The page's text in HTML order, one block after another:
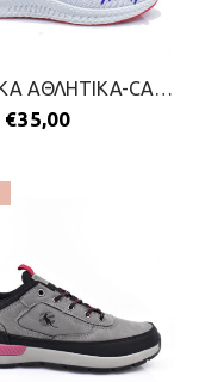
ΑΝΔΡΙΚΑ ΑΘΛΗΤΙΚΑ-CANGURO-2299-0393-ΛΕΥΚΟ
€35,00